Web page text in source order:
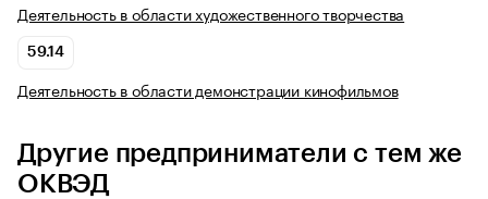
Деятельность в области художественного творчества
59.14
Деятельность в области демонстрации кинофильмов
Другие предприниматели с тем же
ОКВЭД